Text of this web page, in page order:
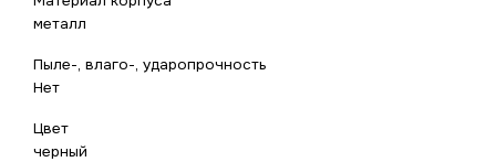
металл
Пыле-, влаго-, ударопрочность
Нет
Цвет
черный